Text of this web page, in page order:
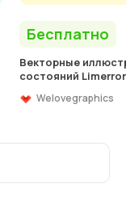
Бесплатно
Векторные
состояний Limerror
Welovegraphics